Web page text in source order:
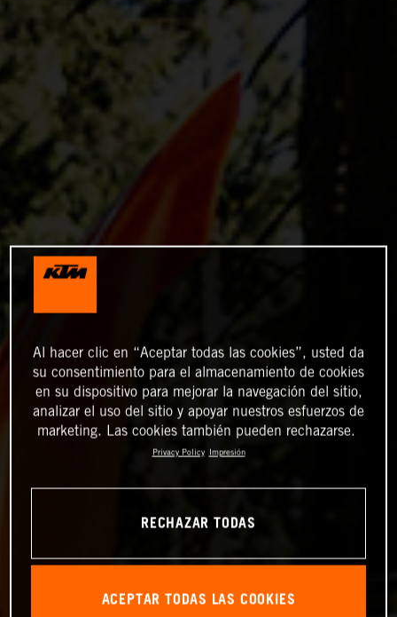
Al hacer clic en “Aceptar todas las cookies”, usted da
su consentimiento para el almacenamiento de cookies
en su dispositivo para mejorar la navegación del sitio,
analizar el uso del sitio y apoyar nuestros esfuerzos de
marketing. Las cookies también pueden rechazarse.
Privacy Policy Impresión
RECHAZAR TODAS
ACEPTAR TODAS LAS COOKIES